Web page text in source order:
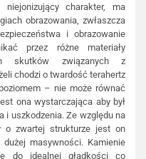
charakter, ma
obrazowania, zwłaszcza
i obrazowanie
przez różne materiały
skutków związanych z
chodzi o twardość terahertz
– nie może równać
ona wystarczająca aby był
i uszkodzenia. Ze względu na
o zwartej strukturze jest on
masywności. Kamienie
do idealnej gładkości co